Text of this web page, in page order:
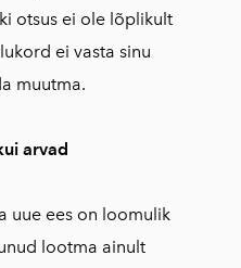
otsus ei ole lõplikult
ei vasta sinu
muutma.
arvad
uue ees on loomulik
lootma ainult